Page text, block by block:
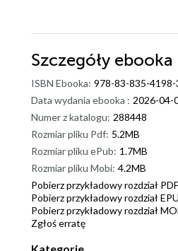
Szczegóły ebooka
ISBN Ebooka: 978-83-835-
Data wydania ebooka : 2026-04-
Numer z katalogu: 288448
Rozmiar pliku Pdf: 5.2MB
Rozmiar pliku ePub: 1.7MB
Rozmiar pliku Mobi: 4.2MB
Pobierz przykładowy rozdział
Pobierz przykładowy rozdział
Pobierz przykładowy rozdział
Zgłoś erratę